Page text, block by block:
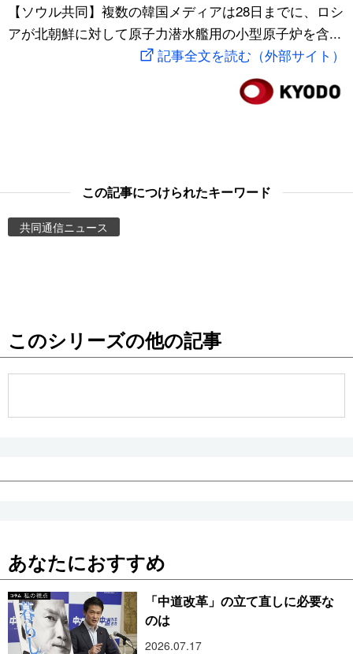
文化
動画/Live
お知らせ
スポーツ・東京2020
【ソウル共同】複数の韓国メディアは28日までに、ロシ
アが北朝鮮に対して原子力潜水艦用の小型原子炉を含...
記事全文を読む（外部サイト）
この記事につけられたキーワード
共同通信ニュース
このシリーズの他の記事
あなたにおすすめ
「中道改革」の立て直しに必要な
のは
2026.07.17